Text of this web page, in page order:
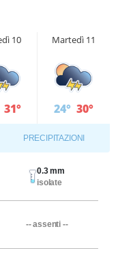
10
31°
Martedì 11
24° 30°
PRECIPITAZIONI
0.3 mm
isolate
-- assenti --